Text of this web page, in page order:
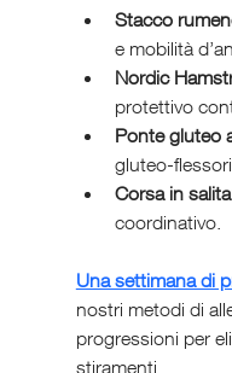
Stacco
e mobilità
Nordic
protettivo
Ponte gluteo
gluteo-
Corsa in
coordinativo.
Una settimana di
nostri metodi di
progressioni per
stiramenti.